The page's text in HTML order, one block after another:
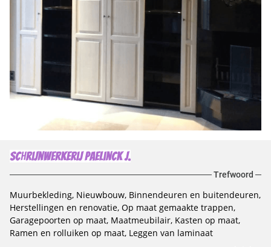
Trefwoord
Muurbekleding Nieuwbouw Binnendeuren en buitendeuren
Herstellingen en renovatie Op maat gemaakte trappen
Garagepoorten op maat Maatmeubilair Kasten op maat
Ramen en rolluiken op maat Leggen van laminaat